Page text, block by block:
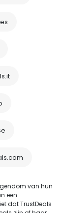
van hun
een
dat TrustDeals